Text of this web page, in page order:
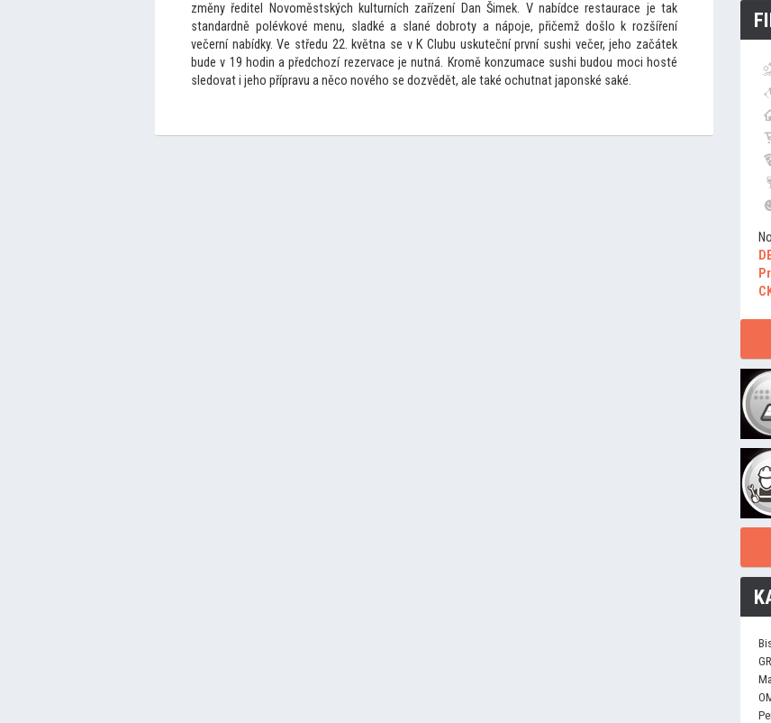
změny ředitel Novoměstských kulturních zařízení Dan Šimek. V nabídce restaurace je tak
standardně polévkové menu, sladké a slané dobroty a nápoje, přičemž došlo k rozšíření
večerní nabídky. Ve středu 22. května se v K Clubu uskuteční první sushi večer, jeho začátek
bude v 19 hodin a předchozí rezervace je nutná. Kromě konzumace sushi budou moci hosté
sledovat i jeho přípravu a něco nového se dozvědět, ale také ochutnat japonské saké.